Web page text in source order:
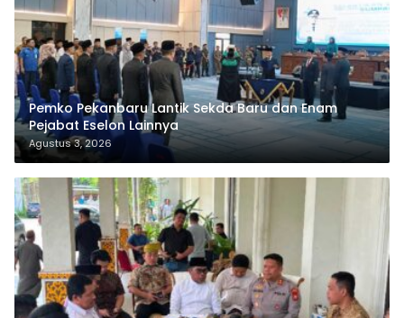
Pemkab Labuhanbatu Bagikan 300 Bendera Merah
Putih, Sambut HUT ke-81 Kemerdekaan RI
Agustus 5, 2026
Pemko Pekanbaru Lantik Sekda Baru dan Enam
Pejabat Eselon Lainnya
Agustus 3, 2026